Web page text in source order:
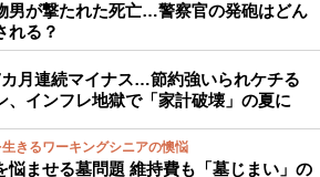
男が撃たれた死亡…警察官の発砲はどん
れる？
月連続マイナス…節約強いられケチる
、インフレ地獄で「家計破壊」の夏に
きるワーキングシニアの懊悩
悩ませる墓問題 維持費も「墓じまい」の